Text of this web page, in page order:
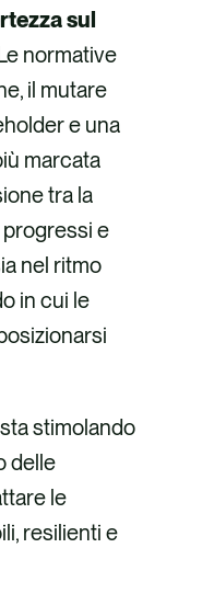
sul
normative
il mutare
e una
marcata
tra la
e
nel ritmo
in cui le
stimolando
delle
le
resilienti e